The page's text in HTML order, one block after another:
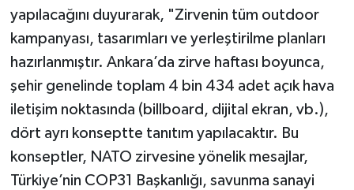
yapılacağını duyurarak, "Zirvenin tüm outdoor
kampanyası, tasarımları ve yerleştirilme planları
hazırlanmıştır. Ankara’da zirve haftası boyunca,
şehir genelinde toplam 4 bin 434 adet açık hava
iletişim noktasında (billboard, dijital ekran, vb.),
dört ayrı konseptte tanıtım yapılacaktır. Bu
konseptler, NATO zirvesine yönelik mesajlar,
Türkiye’nin COP31 Başkanlığı, savunma sanayi